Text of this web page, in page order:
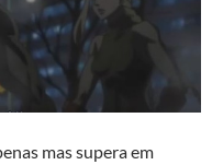
mas supera em